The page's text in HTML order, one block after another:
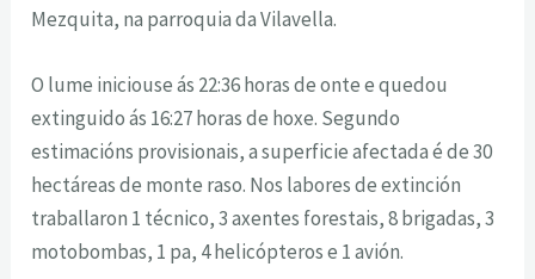
Mezquita, na parroquia da Vilavella.
O lume iniciouse ás 22:36 horas de onte e quedou
extinguido ás 16:27 horas de hoxe. Segundo
estimacións provisionais, a superficie afectada é de 30
hectáreas de monte raso. Nos labores de extinción
traballaron 1 técnico, 3 axentes forestais, 8 brigadas, 3
motobombas, 1 pa, 4 helicópteros e 1 avión.